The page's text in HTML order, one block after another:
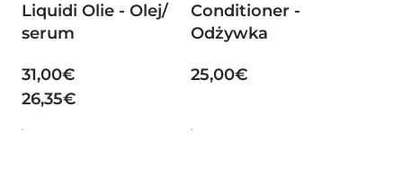
Liquidi Olie - Olej/
serum
31,00€
26,35€
Conditioner -
Odżywka
25,00€